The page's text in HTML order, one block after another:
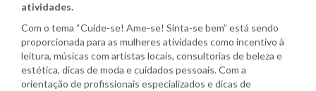
atividades.
Com o tema “Cuide-se! Ame-se! Sinta-se bem” está sendo
proporcionada para as mulheres atividades como incentivo à
leitura, músicas com artistas locais, consultorias de beleza e
estética, dicas de moda e cuidados pessoais. Com a
orientação de profissionais especializados e dicas de